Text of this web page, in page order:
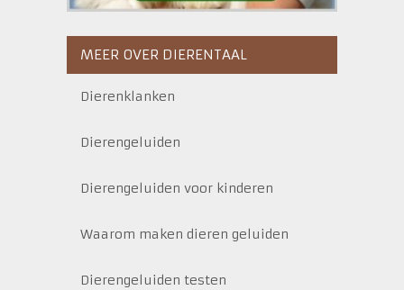
MEER OVER DIERENTAAL
Dierenklanken
Dierengeluiden
Dierengeluiden voor kinderen
Waarom maken dieren geluiden
Dierengeluiden testen